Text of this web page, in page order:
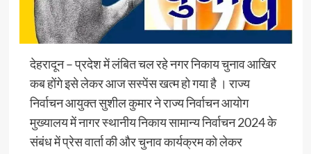
देहरादून – प्रदेश में लंबित चल रहे नगर निकाय चुनाव आखिर
कब होंगे इसे लेकर आज सस्पेंस खत्म हो गया है । राज्य
निर्वाचन आयुक्त सुशील कुमार ने राज्य निर्वाचन आयोग
मुख्यालय में नागर स्थानीय निकाय सामान्य निर्वाचन 2024 के
संबंध में प्रेस वार्ता की और चुनाव कार्यक्रम को लेकर